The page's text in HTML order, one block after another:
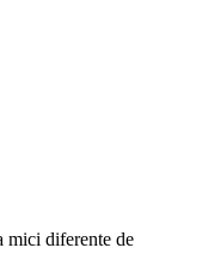
mici diferente de